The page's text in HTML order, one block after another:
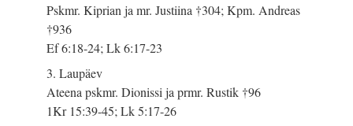
Pskmr. Kiprian ja mr. Justiina †304; Kpm. Andreas
†936
Ef 6:18-24; Lk 6:17-23
3. Laupäev
Ateena pskmr. Dionissi ja prmr. Rustik †96
1Kr 15:39-45; Lk 5:17-26